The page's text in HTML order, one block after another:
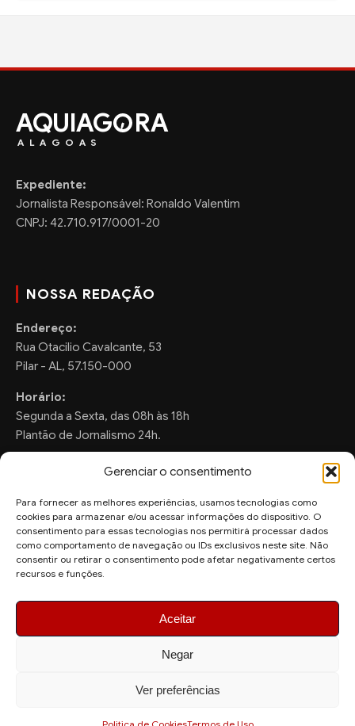
Gerenciar o consentimento
Para fornecer as melhores experiências, usamos tecnologias como
cookies para armazenar e/ou acessar informações do dispositivo. O
consentimento para essas tecnologias nos permitirá processar dados
como comportamento de navegação ou IDs exclusivos neste site. Não
consentir ou retirar o consentimento pode afetar negativamente certos
recursos e funções.
Aceitar
Negar
Ver preferências
AQUIAG RA
ALAGOAS
Expediente:
Jornalista Responsável: Ronaldo Valentim
CNPJ: 42.710.917/0001-20
NOSSA REDAÇÃO
Endereço:
Rua Otacilio Cavalcante, 53
Pilar - AL, 57.150-000
Horário:
Segunda a Sexta, das 08h às 18h
Plantão de Jornalismo 24h.
FALE CONOSCO
Sugestões de Pauta:
ronaldo.valentim150@gmail.com
© 2026 AquiAgora - Todos os direitos reservados.